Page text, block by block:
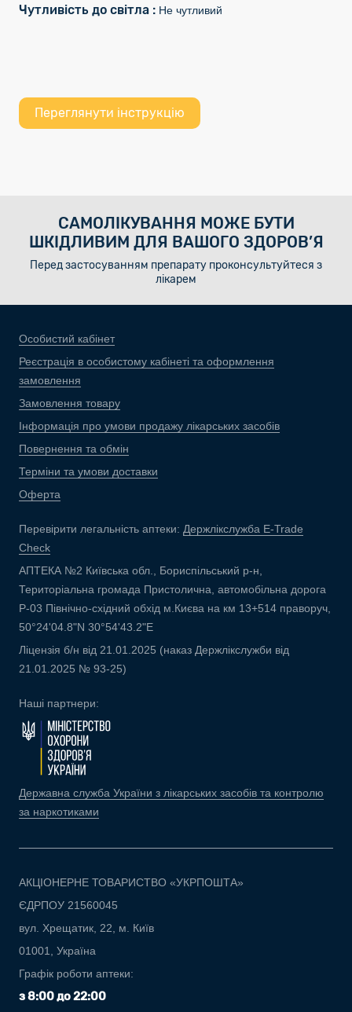
Чутливість до світла : Не чутливий
Переглянути інструкцію
САМОЛІКУВАННЯ МОЖЕ БУТИ
ШКІДЛИВИМ ДЛЯ ВАШОГО ЗДОРОВ’Я
Перед застосуванням препарату проконсультуйтеся з
лікарем
Особистий кабінет
Реєстрація в особистому кабінеті та оформлення
замовлення
Замовлення товару
Інформація про умови продажу лікарських засобів
Повернення та обмін
Терміни та умови доставки
Оферта
Перевірити легальність аптеки: Держлікслужба E-Trade
Check
АПТЕКА №2 Київська обл., Бориспільський р-н,
Територіальна громада Пристолична, автомобільна дорога
Р-03 Північно-східний обхід м.Києва на км 13+514 праворуч,
50°24'04.8"N 30°54'43.2"E
Ліцензія б/н від 21.01.2025 (наказ Держлікслужби від
21.01.2025 № 93-25)
Наші партнери:
Державна служба України з лікарських засобів та контролю
за наркотиками
АКЦІОНЕРНЕ ТОВАРИСТВО «УКРПОШТА»
ЄДРПОУ 21560045
вул. Хрещатик, 22, м. Київ
01001, Україна
Графік роботи аптеки:
з 8:00 до 22:00